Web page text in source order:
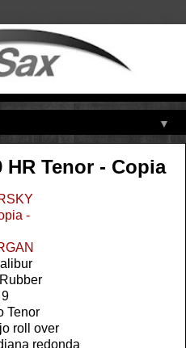
▼
Tenor - Copia
-
9
Tenor
roll over
redonda